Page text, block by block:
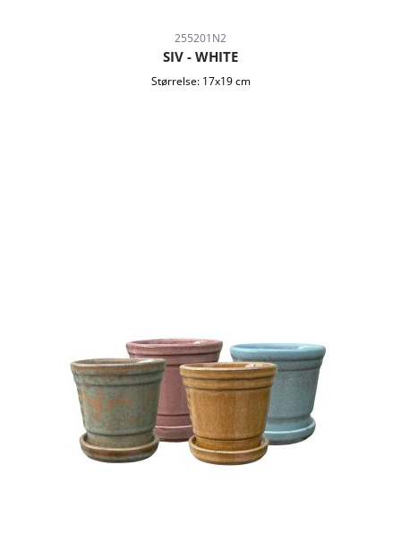
255201N2
SIV - WHITE
Størrelse: 17x19 cm